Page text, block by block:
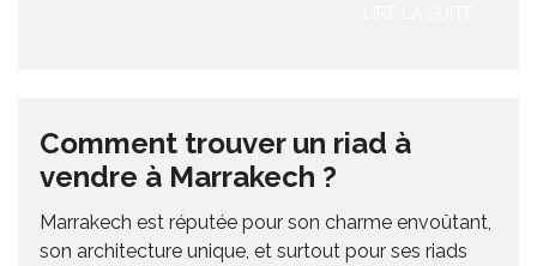
Comment trouver un riad à
vendre à Marrakech ?
Marrakech est réputée pour son charme envoûtant,
son architecture unique, et surtout pour ses riads